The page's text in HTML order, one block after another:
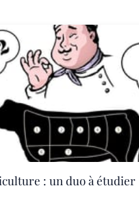
: un duo à étudier